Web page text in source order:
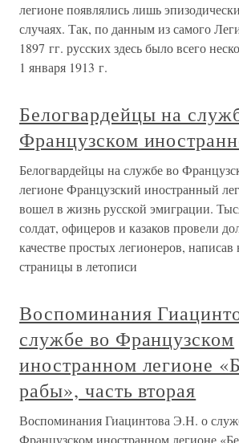
легионе появлялись лишь
случаях. Так, по данным из самого
1897 гг. русских здесь было всего
1 января 1913 г.
Белогвардейцы на
Французском
Белогвардейцы на службе во
легионе Французский иностранный
вошел в жизнь русской эмиграции.
солдат, офицеров и казаков провели
качестве простых легионеров,
страницы в летописи
Воспоминания
службе во Французском
иностранном легионе
рабы», часть вторая
Воспоминания Гиацинтова Э.Н. о
Французском иностранном легионе